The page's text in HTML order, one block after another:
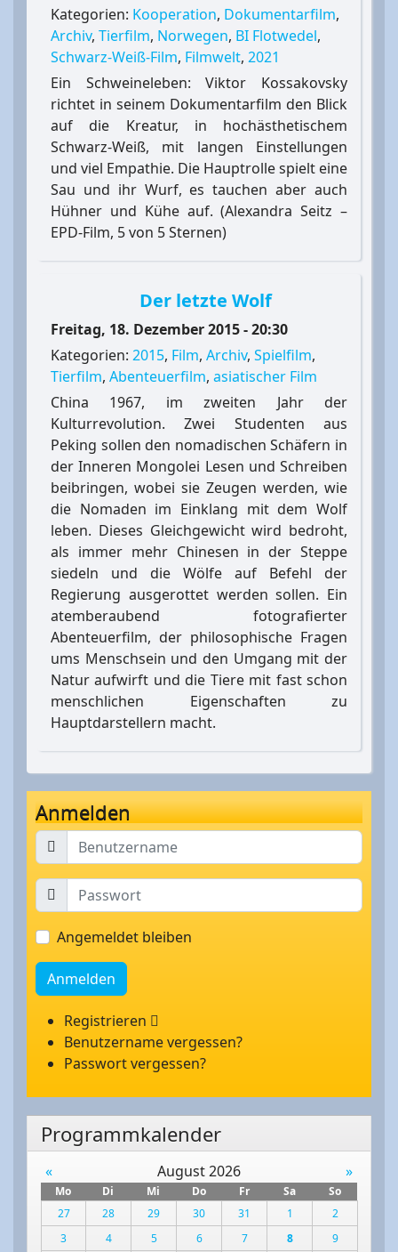
Kategorien: Kooperation, Dokumentarfilm,
Archiv, Tierfilm, Norwegen, BI Flotwedel,
Schwarz-Weiß-Film, Filmwelt, 2021
Ein Schweineleben: Viktor Kossakovsky
richtet in seinem Dokumentarfilm den Blick
auf die Kreatur, in hochästhetischem
Schwarz-Weiß, mit langen Einstellungen
und viel Empathie. Die Hauptrolle spielt eine
Sau und ihr Wurf, es tauchen aber auch
Hühner und Kühe auf. (Alexandra Seitz –
EPD-Film, 5 von 5 Sternen)
Der letzte Wolf
Freitag, 18. Dezember 2015 - 20:30
Kategorien: 2015, Film, Archiv, Spielfilm,
Tierfilm, Abenteuerfilm, asiatischer Film
China 1967, im zweiten Jahr der
Kulturrevolution. Zwei Studenten aus
Peking sollen den nomadischen Schäfern in
der Inneren Mongolei Lesen und Schreiben
beibringen, wobei sie Zeugen werden, wie
die Nomaden im Einklang mit dem Wolf
leben. Dieses Gleichgewicht wird bedroht,
als immer mehr Chinesen in der Steppe
siedeln und die Wölfe auf Befehl der
Regierung ausgerottet werden sollen. Ein
atemberaubend fotografierter
Abenteuerfilm, der philosophische Fragen
ums Menschsein und den Umgang mit der
Natur aufwirft und die Tiere mit fast schon
menschlichen Eigenschaften zu
Hauptdarstellern macht.
Anmelden
Angemeldet bleiben
Anmelden
Registrieren
Benutzername vergessen?
Passwort vergessen?
Programmkalender
« August 2026 »
Mo Di Mi Do Fr Sa
So
27
28 29 30 31 1
2
3
4 5 6 7 8 9